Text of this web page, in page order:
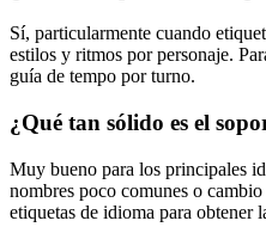
Sí, particularmente cuando
estilos y ritmos por personaje.
guía de tempo por turno.
¿Qué tan sólido es el
Muy bueno para los principales
nombres poco comunes o
etiquetas de idioma para obtener